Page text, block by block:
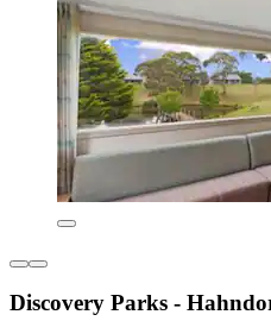
Discovery Parks -